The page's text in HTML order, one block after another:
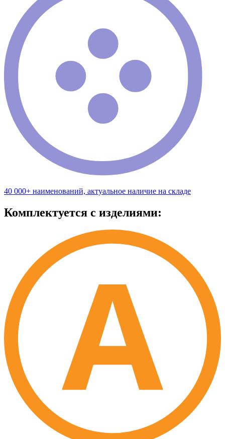
40 000+ наименований, актуальное наличие на складе
Комплектуется с изделиями: